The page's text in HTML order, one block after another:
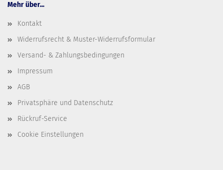
Mehr über...
Kontakt
Widerrufsrecht & Muster-Widerrufsformular
Versand- & Zahlungsbedingungen
Impressum
AGB
Privatsphäre und Datenschutz
Rückruf-Service
Cookie Einstellungen